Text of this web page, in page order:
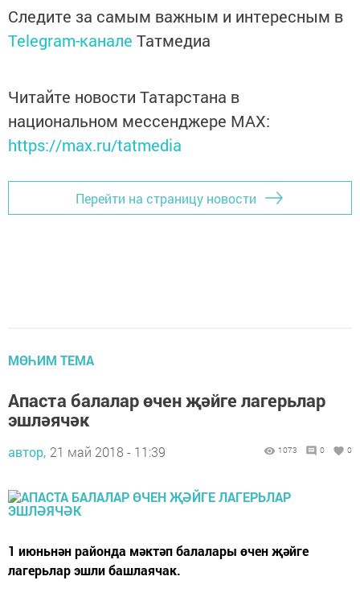
Следите за самым важным и интересным в
Telegram-канале Татмедиа
Читайте новости Татарстана в
национальном мессенджере MАХ:
https://max.ru/tatmedia
Перейти на страницу новости
МӨҺИМ ТЕМА
Апаста балалар өчен җәйге лагерьлар
эшләячәк
автор, 21 май 2018 - 11:39 1073 0 0
1 июньнән районда мәктәп балалары өчен җәйге
лагерьлар эшли башлаячак.